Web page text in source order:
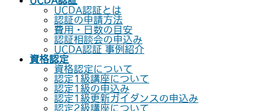
UCDA認証とは
認証の申請方法
費用・日数の目安
認証相談会の申込み
UCDA認証 事例紹介
資格認定
資格認定について
認定1級講座について
認定1級の申込み
認定1級更新ガイダンスの申込み
認定2級講座について